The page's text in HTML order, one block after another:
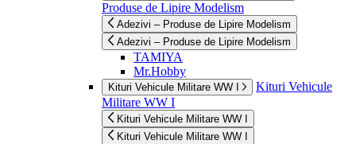
Produse de Lipire Modelism
Adezivi – Produse de Lipire Modelism
Adezivi – Produse de Lipire Modelism
TAMIYA
Mr.Hobby
Kituri Vehicule Militare WW I
Kituri Vehicule
Militare WW I
Kituri Vehicule Militare WW I
Kituri Vehicule Militare WW I